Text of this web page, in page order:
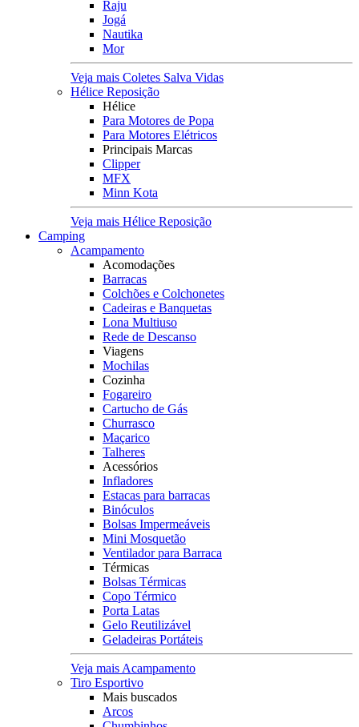
Raju
Jogá
Nautika
Mor
Veja mais Coletes Salva Vidas
Hélice Reposição
Hélice
Para Motores de Popa
Para Motores Elétricos
Principais Marcas
Clipper
MFX
Minn Kota
Veja mais Hélice Reposição
Camping
Acampamento
Acomodações
Barracas
Colchões e Colchonetes
Cadeiras e Banquetas
Lona Multiuso
Rede de Descanso
Viagens
Mochilas
Cozinha
Fogareiro
Cartucho de Gás
Churrasco
Maçarico
Talheres
Acessórios
Infladores
Estacas para barracas
Binóculos
Bolsas Impermeáveis
Mini Mosquetão
Ventilador para Barraca
Térmicas
Bolsas Térmicas
Copo Térmico
Porta Latas
Gelo Reutilizável
Geladeiras Portáteis
Veja mais Acampamento
Tiro Esportivo
Mais buscados
Arcos